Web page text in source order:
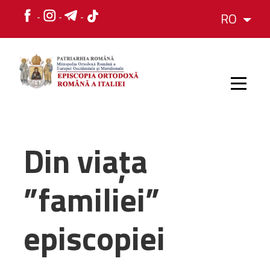
RO
ORGANIZAREA
ORGANIZAREA
Din viața
”familiei”
episcopiei